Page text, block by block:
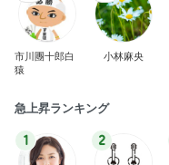
市川團十郎白
猿
小林麻央
急上昇ランキング
1 2